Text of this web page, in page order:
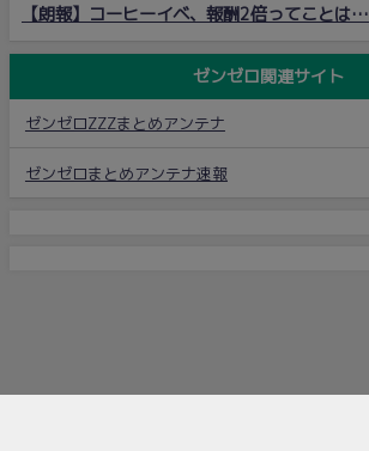
【朗報】コーヒーイベ、報酬2倍ってことは…
ゼンゼロ関連サイト
ゼンゼロZZZまとめアンテナ
ゼンゼロまとめアンテナ速報